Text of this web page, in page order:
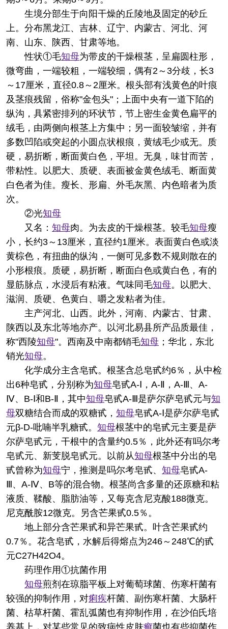
生境分部生于向阳干燥的丘陵地及固定的砂丘
上。分布黑龙江、吉林、辽宁、内蒙古、河北、河
南、山东、陕西、甘肃等地。
性状①毛知母为带皮的干燥根茎，呈扁圆柱形，
微弯曲，一端较粗，一端较细，偶有2～3分歧，长3
～17厘米，直径0.8～2厘米。根头部有浅黄色的叶痕
及茎痕残留，俗称"金包头"；上面中央有一道下陷的
纵沟，具紧密排列的环状节，节上密生金黄色扁平的
绒毛，由两侧向根茎上方集中；另一面较皱缩，并有
多数凹陷或突起的小圆点状根痕，黄绒毛少或无。质
硬，易折断，断面黄白色，平坦。无臭，味甘而苦，
带粘性。以肥大、质硬、表面被金黄色绒毛、断面黄
白色者为佳。瘦长、形扁、外毛灰黑、内色暗者为质
次。
②光知母
又名： 知母肉。为去皮的干燥根茎。较毛知母瘦
小，长约3～13厘米，直径约1厘米。表面黄白色或淡
黄棕色，有扭曲的纵沟，一侧可见多数不规则散在的
小形根痕。质硬，易折断，断面白色或黄白色，有的
显筋脉点，水浸后有粘液。气味同毛知母。以肥大、
滋润、质硬、色黄白、嚼之发粘者为佳。
主产河北、山西。此外，河南、内蒙古、甘肃、
陕西以及东北等地亦产。以河北易县所产品质最佳，
称"西陵知母"。西南及中南都销毛知母 ；华北，东北
销光知母。
化学成分主含皂甙。根茎含总皂甙约6％，从中检
出6种皂甙，分别称为知母皂甙A-Ⅰ，A-Ⅱ，A-Ⅲ、A-
Ⅳ、B-Ⅰ和B-Ⅱ，其中知母皂甙A-Ⅲ是萨尔萨皂甙元与知
母双糖结合而成的双糖甙， 知母皂甙A-Ⅰ是萨尔萨皂甙
元β-D-吡喃半乳糖甙。 知母根茎中的皂甙元主要是萨
尔萨皂甙元，干根中的含量约0.5％，此外还有吗尔考
皂甙元、新芰脱皂甙元。以前从知母根茎中分出的皂
甙曾称为知母宁，推测是吗尔考皂甙、 知母皂甙A-
Ⅲ、A-Ⅳ、B等的混合物。根茎尚含多量的还原糖和粘
液质、鞣酸、脂肪油等，又每克含尼克酸188微克。
尼克酰胺12微克。另含芒果甙0.5％。
地上部分含芒果甙和异芒果甙。叶含芒果甙约
0.7％。花含皂甙，水解后得熔点为246～248℃的甙
元C27H42O4。
药理作用①抗菌作用
知母煎剂在琼脂平板上对葡萄球菌、伤寒杆菌有
较强的抑制作用，对痢疾杆菌、副伤寒杆菌、大肠杆
菌、枯草杆菌、霍乱弧菌也有抑制作用，在沙伯氏培
养基上，对某些常见的致病性皮肤癣菌也有些抑菌作